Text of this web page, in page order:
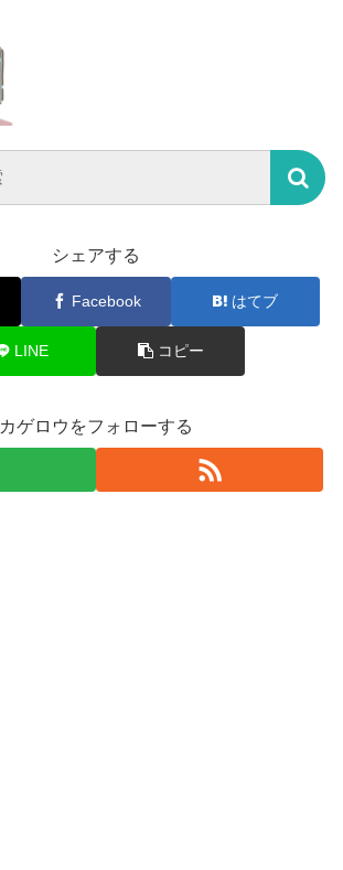
シェアする
Facebook はてブ
LINE コピー
カゲロウをフォローする